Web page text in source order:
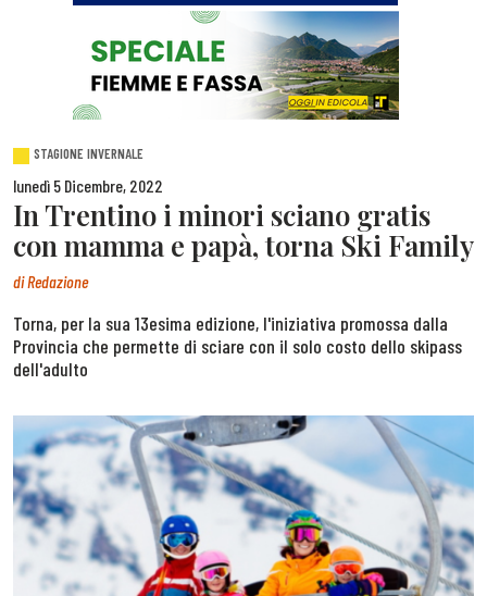
STAGIONE INVERNALE
lunedì 5 Dicembre, 2022
In Trentino i minori sciano gratis
con mamma e papà, torna Ski Family
diRedazione
Torna, per la sua 13esima edizione, l'iniziativa promossa dalla
Provincia che permette di sciare con il solo costo dello skipass
dell'adulto